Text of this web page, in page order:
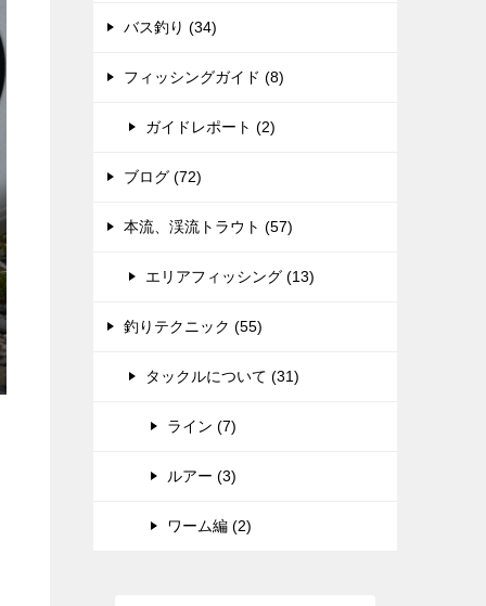
バス釣り (34)
フィッシングガイド (8)
ガイドレポート (2)
ブログ (72)
本流、渓流トラウト (57)
エリアフィッシング (13)
釣りテクニック (55)
タックルについて (31)
ライン (7)
ルアー (3)
ワーム編 (2)